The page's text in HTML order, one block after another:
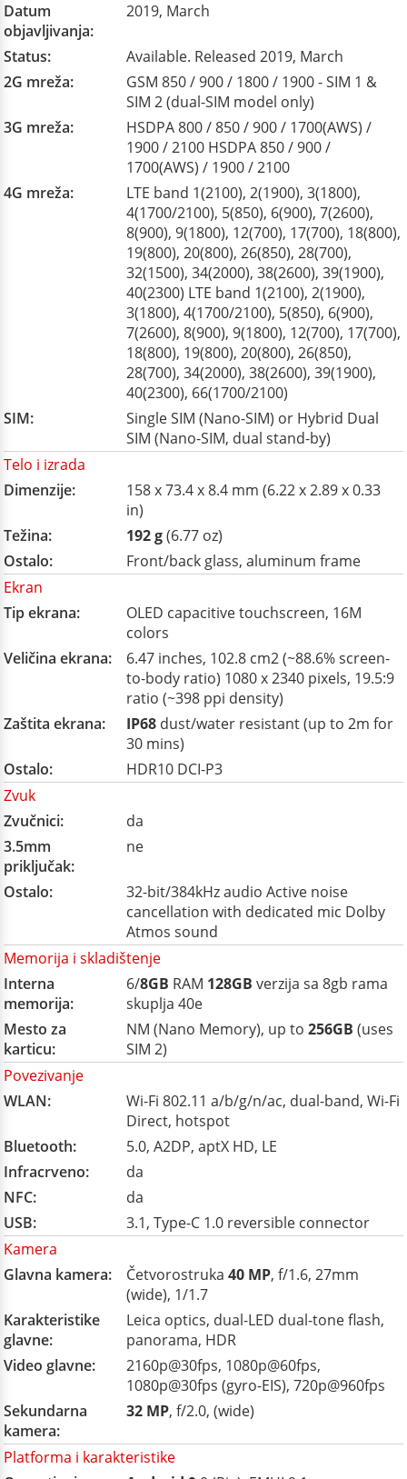
Datum
objavljivanja:
2019, March
Status:
Available. Released 2019, March
2G mreža:
GSM 850 / 900 / 1800 / 1900 - SIM 1 &
SIM 2 (dual-SIM model only)
3G mreža:
HSDPA 800 / 850 / 900 / 1700(AWS) /
1900 / 2100 HSDPA 850 / 900 /
1700(AWS) / 1900 / 2100
4G mreža:
LTE band 1(2100), 2(1900), 3(1800),
4(1700/2100), 5(850), 6(900), 7(2600),
8(900), 9(1800), 12(700), 17(700), 18(800),
19(800), 20(800), 26(850), 28(700),
32(1500), 34(2000), 38(2600), 39(1900),
40(2300) LTE band 1(2100), 2(1900),
3(1800), 4(1700/2100), 5(850), 6(900),
7(2600), 8(900), 9(1800), 12(700), 17(700),
18(800), 19(800), 20(800), 26(850),
28(700), 34(2000), 38(2600), 39(1900),
40(2300), 66(1700/2100)
SIM:
Single SIM (Nano-SIM) or Hybrid Dual
SIM (Nano-SIM, dual stand-by)
Telo i izrada
Dimenzije:
158 x 73.4 x 8.4 mm (6.22 x 2.89 x 0.33
in)
Težina:
192 g(6.77 oz)
Ostalo:
Front/back glass, aluminum frame
Ekran
Tip ekrana:
OLED capacitive touchscreen, 16M
colors
Veličina ekrana:
6.47 inches, 102.8 cm2 (~88.6% screen-
to-body ratio) 1080 x 2340 pixels, 19.5:9
ratio (~398 ppi density)
Zaštita ekrana:
IP68 dust/water resistant (up to 2m for
30 mins)
Ostalo:
HDR10 DCI-P3
Zvuk
Zvučnici:
da
3.5mm
priključak:
ne
Ostalo:
32-bit/384kHz audio Active noise
cancellation with dedicated mic Dolby
Atmos sound
Memorija i skladištenje
Interna
memorija:
6/8GB RAM 128GB verzija sa 8gb rama
skuplja 40e
Mesto za
karticu:
NM (Nano Memory), up to 256GB (uses
SIM 2)
Povezivanje
WLAN:
Wi-Fi 802.11 a/b/g/n/ac, dual-band, Wi-Fi
Direct, hotspot
Bluetooth:
5.0, A2DP, aptX HD, LE
Infracrveno:
da
NFC:
da
USB:
3.1, Type-C 1.0 reversible connector
Kamera
Glavna kamera:
Četvorostruka 40 MP, f/1.6, 27mm
(wide), 1/1.7
Karakteristike
glavne:
Leica optics, dual-LED dual-tone flash,
panorama, HDR
Video glavne:
2160p@30fps, 1080p@60fps,
1080p@30fps (gyro-EIS), 720p@960fps
Sekundarna
kamera:
32 MP, f/2.0, (wide)
Platforma i karakteristike